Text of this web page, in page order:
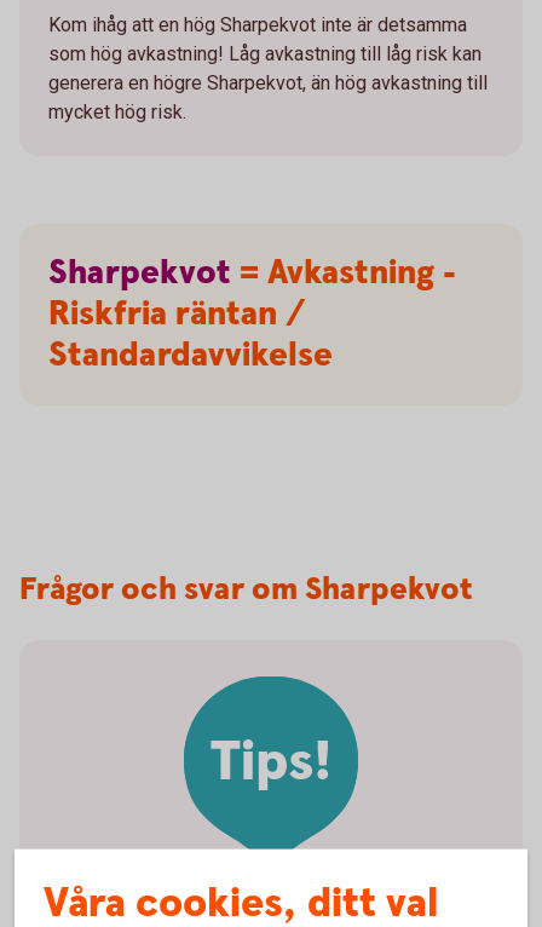
Kom ihåg att en hög Sharpekvot inte är detsamma
som hög avkastning! Låg avkastning till låg risk kan
generera en högre Sharpekvot, än hög avkastning till
mycket hög risk.
Sharpekvot = Avkastning -
Riskfria räntan /
Standardavvikelse
Frågor och svar om Sharpekvot
Tips!
Våra cookies, ditt val